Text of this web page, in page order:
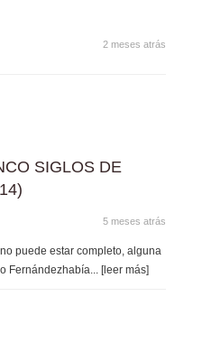
2 meses atrás
SIGLOS DE
5 meses atrás
puede estar completo, alguna
Fernándezhabía ... [leer más]